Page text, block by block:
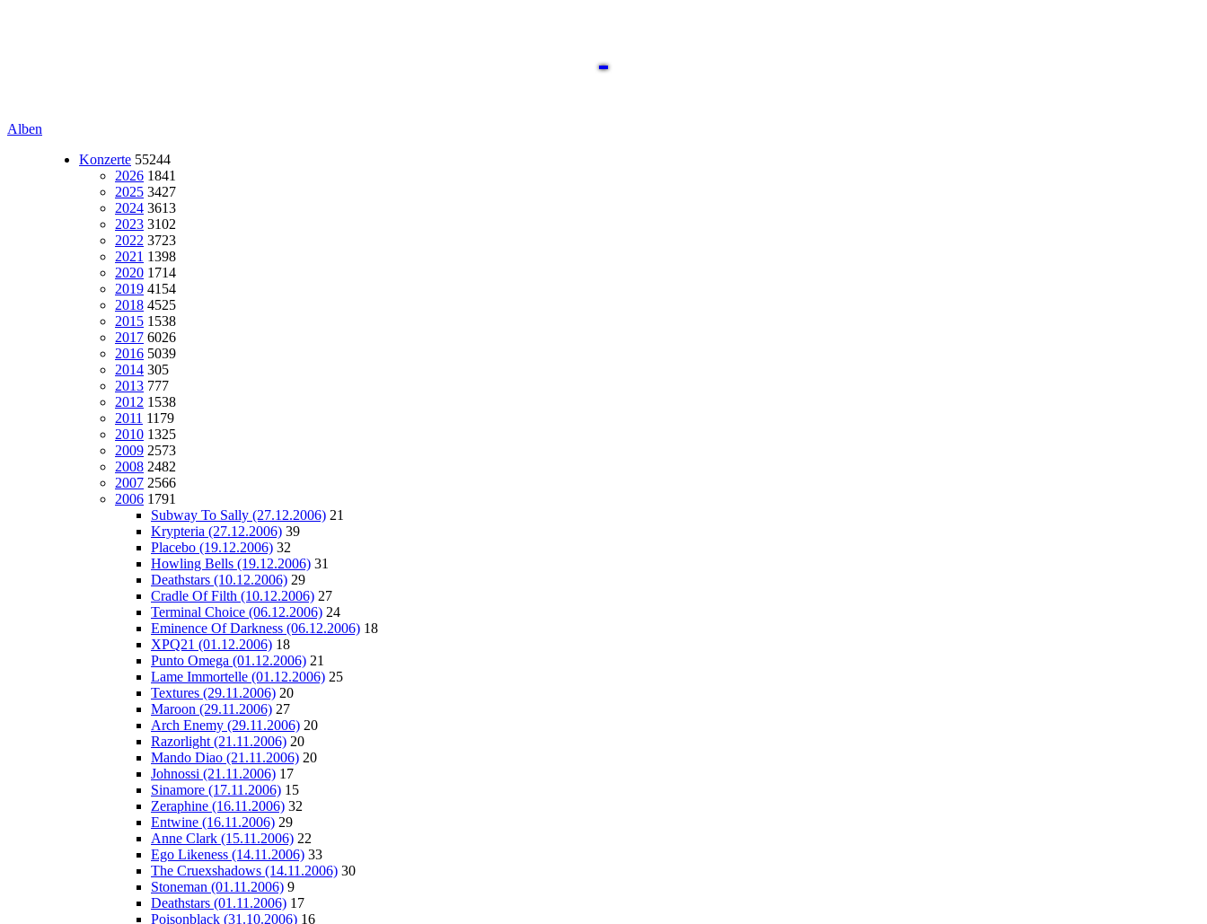
Alben
Konzerte 55244
2026 1841
2025 3427
2024 3613
2023 3102
2022 3723
2021 1398
2020 1714
2019 4154
2018 4525
2015 1538
2017 6026
2016 5039
2014 305
2013 777
2012 1538
2011 1179
2010 1325
2009 2573
2008 2482
2007 2566
2006 1791
Subway To Sally (27.12.2006) 21
Krypteria (27.12.2006) 39
Placebo (19.12.2006) 32
Howling Bells (19.12.2006) 31
Deathstars (10.12.2006) 29
Cradle Of Filth (10.12.2006) 27
Terminal Choice (06.12.2006) 24
Eminence Of Darkness (06.12.2006) 18
XPQ21 (01.12.2006) 18
Punto Omega (01.12.2006) 21
Lame Immortelle (01.12.2006) 25
Textures (29.11.2006) 20
Maroon (29.11.2006) 27
Arch Enemy (29.11.2006) 20
Razorlight (21.11.2006) 20
Mando Diao (21.11.2006) 20
Johnossi (21.11.2006) 17
Sinamore (17.11.2006) 15
Zeraphine (16.11.2006) 32
Entwine (16.11.2006) 29
Anne Clark (15.11.2006) 22
Ego Likeness (14.11.2006) 33
The Cruexshadows (14.11.2006) 30
Stoneman (01.11.2006) 9
Deathstars (01.11.2006) 17
Poisonblack (31.10.2006) 16